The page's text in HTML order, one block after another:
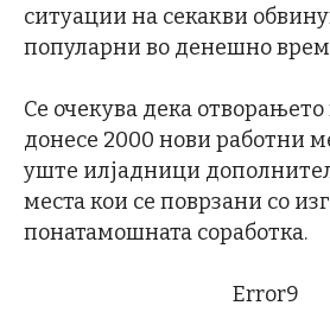
ситуации на секакви
популарни во денешно
Се очекува дека
донесе 2000 нови работни
уште илјадници
места кои се поврзани со
понатамошната соработка.
Error9